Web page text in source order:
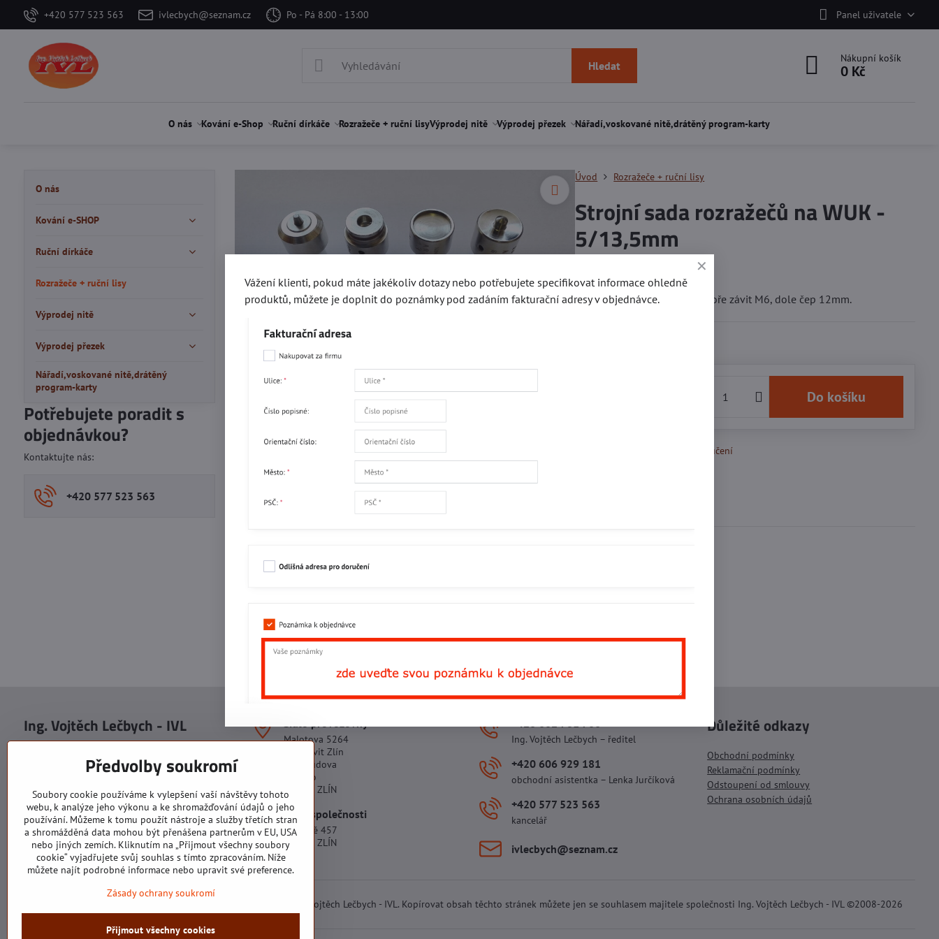
+420 577 523 563 ivlecbych@seznam.cz Po - Pá 8:00 - 13:00 Panel uživatele
Hledat
Nákupní košík
0 Kč
O nás Kování e-Shop Ruční dírkáče Rozražeče + ruční lisyVýprodej nitě Výprodej přezek Nářadí,voskované nitě,drátěný program-karty
Úvod Rozražeče + ruční lisy
Strojní sada rozražečů na WUK -
5/13,5mm
Materiál ocel, provedení:nahoře závit M6, dole čep 12mm.
Do košíku
Doručení
O nás
Kování e-SHOP
Ruční dírkáče
Rozražeče + ruční lisy
Výprodej nitě
Výprodej přezek
Nářadí,voskované nitě,drátěný
program-karty
Potřebujete poradit s
objednávkou?
Kontaktujte nás:
+420 577 523 563
Ing. Vojtěch Lečbych - IVL
DIČ: CZ5602130809
IČO: 29007356
DIČ: CZ29007356
Sídlo provozovny
Malotova 5264
Areál Svit Zlín
113. budova
1. patro
760 01 ZLÍN
Sídlo společnosti
U Hřiště 457
760 01 ZLÍN
+420 602 781 706
Ing. Vojtěch Lečbych – ředitel
+420 606 929 181
obchodní asistentka – Lenka Jurčíková
+420 577 523 563
kancelář
ivlecbych​@seznam​.cz
Důležité odkazy
Obchodní podmínky
Reklamační podmínky
Odstoupení od smlouvy
Ochrana osobních údajů
Všechny texty, obrázky a fotografie jsou majetkem společnosti Ing. Vojtěch Lečbych - IVL. Kopírovat obsah těchto stránek můžete jen se souhlasem majitele společnosti Ing. Vojtěch Lečbych - IVL ©2008-2026
Předvolby soukromí
Soubory cookie používáme k vylepšení vaší návštěvy tohoto
webu, k analýze jeho výkonu a ke shromažďování údajů o jeho
používání. Můžeme k tomu použít nástroje a služby třetích stran
a shromážděná data mohou být přenášena partnerům v EU, USA
nebo jiných zemích. Kliknutím na „Přijmout všechny soubory
cookie“ vyjadřujete svůj souhlas s tímto zpracováním. Níže
můžete najít podrobné informace nebo upravit své preference.
Zásady ochrany soukromí
Přijmout všechny cookies
Vážení klienti, pokud máte jakékoliv dotazy nebo potřebujete specifikovat informace ohledně
produktů, můžete je doplnit do poznámky pod zadáním fakturační adresy v objednávce.